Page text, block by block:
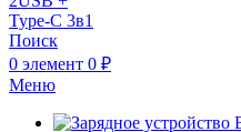
Поиск
0 элемент 0 ₽
Меню